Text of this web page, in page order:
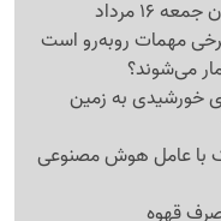
مرداد
مهمات روبه‌رو است
می‌شوند؟
خورشیدی به زمین
با عامل هوش مصنوعی
قهوه